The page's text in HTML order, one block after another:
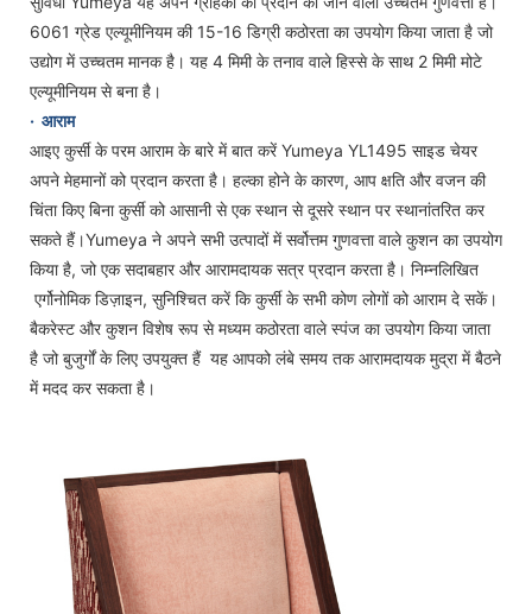
6061 ग्रेड एल्यूमीनियम की 15-16 डिग्री कठोरता का उपयोग किया जाता है जो
उद्योग में उच्चतम मानक है। यह 4 मिमी के तनाव वाले हिस्से के साथ 2 मिमी मोटे
एल्यूमीनियम से बना है।
· आराम
आइए कुर्सी के परम आराम के बारे में बात करें Yumeya YL1495 साइड चेयर
अपने मेहमानों को प्रदान करता है। हल्का होने के कारण, आप क्षति और वजन की
चिंता किए बिना कुर्सी को आसानी से एक स्थान से दूसरे स्थान पर स्थानांतरित कर
सकते हैं।Yumeya ने अपने सभी उत्पादों में सर्वोत्तम गुणवत्ता वाले कुशन का उपयोग
किया है, जो एक सदाबहार और आरामदायक सत्र प्रदान करता है। निम्नलिखित
एर्गोनोमिक डिज़ाइन, सुनिश्चित करें कि कुर्सी के सभी कोण लोगों को आराम दे सकें।
बैकरेस्ट और कुशन विशेष रूप से मध्यम कठोरता वाले स्पंज का उपयोग किया जाता
है जो बुजुर्गों के लिए उपयुक्त हैं यह आपको लंबे समय तक आरामदायक मुद्रा में बैठने
में मदद कर सकता है।